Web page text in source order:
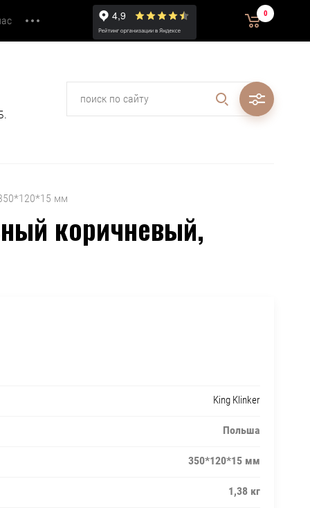
0
мм
коричневый,
King Klinker
Польша
350*120*15 мм
1,38 кг